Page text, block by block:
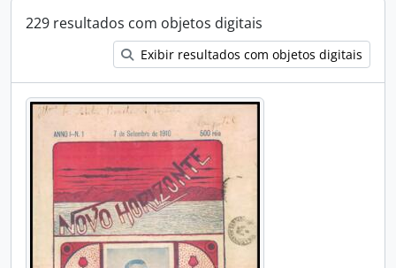
229 resultados com objetos digitais
Exibir resultados com objetos digitais